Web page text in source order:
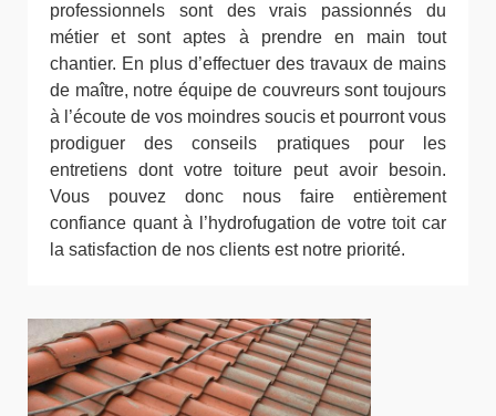
professionnels sont des vrais passionnés du
métier et sont aptes à prendre en main tout
chantier. En plus d’effectuer des travaux de mains
de maître, notre équipe de couvreurs sont toujours
à l’écoute de vos moindres soucis et pourront vous
prodiguer des conseils pratiques pour les
entretiens dont votre toiture peut avoir besoin.
Vous pouvez donc nous faire entièrement
confiance quant à l’hydrofugation de votre toit car
la satisfaction de nos clients est notre priorité.